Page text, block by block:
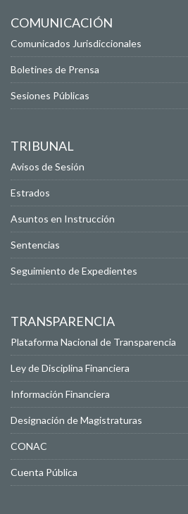
COMUNICACIÓN
Comunicados Jurisdiccionales
Boletines de Prensa
Sesiones Públicas
TRIBUNAL
Avisos de Sesión
Estrados
Asuntos en Instrucción
Sentencias
Seguimiento de Expedientes
TRANSPARENCIA
Plataforma Nacional de Transparencia
Ley de Disciplina Financiera
Información Financiera
Designación de Magistraturas
CONAC
Cuenta Pública